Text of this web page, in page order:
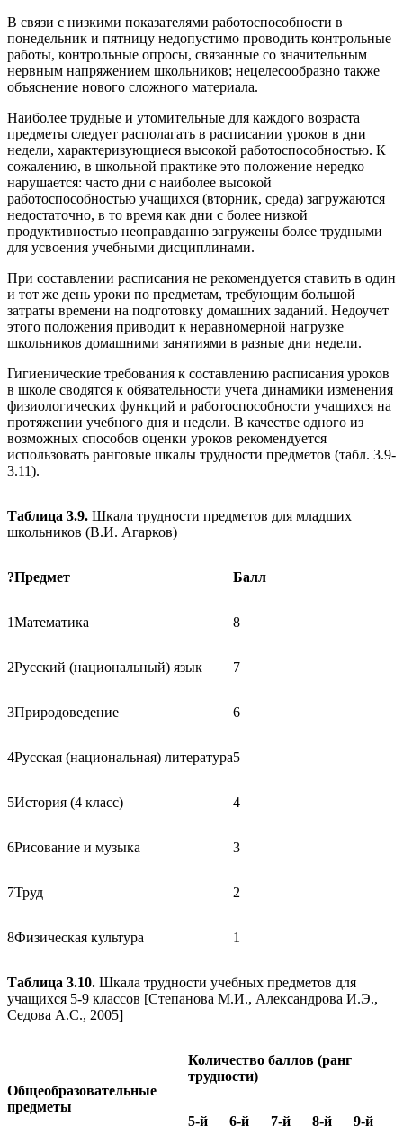
В связи с низкими показателями работоспособности в
понедельник и пятницу недопустимо проводить контрольные
работы, контрольные опросы, связанные со значительным
нервным напряжением школьников; нецелесообразно также
объяснение нового сложного материала.
Наиболее трудные и утомительные для каждого возраста
предметы следует располагать в расписании уроков в дни
недели, характеризующиеся высокой работоспособностью. К
сожалению, в школьной практике это положение нередко
нарушается: часто дни с наиболее высокой
работоспособностью учащихся (вторник, среда) загружаются
недостаточно, в то время как дни с более низкой
продуктивностью неоправданно загружены более трудными
для усвоения учебными дисциплинами.
При составлении расписания не рекомендуется ставить в один
и тот же день уроки по предметам, требующим большой
затраты времени на подготовку домашних заданий. Недоучет
этого положения приводит к неравномерной нагрузке
школьников домашними занятиями в разные дни недели.
Гигиенические требования к составлению расписания уроков
в школе сводятся к обязательности учета динамики изменения
физиологических функций и работоспособности учащихся на
протяжении учебного дня и недели. В качестве одного из
возможных способов оценки уроков рекомендуется
использовать ранговые шкалы трудности предметов (табл. 3.9-
3.11).
Таблица 3.9. Шкала трудности предметов для младших
школьников (В.И. Агарков)
?Предмет Балл
1Математика 8
2Русский (национальный) язык 7
3Природоведение 6
4Русская (национальная) литература5
5История (4 класс) 4
6Рисование и музыка 3
7Труд 2
8Физическая культура 1
Таблица 3.10. Шкала трудности учебных предметов для
учащихся 5-9 классов [Степанова М.И., Александрова И.Э.,
Седова А.С., 2005]
Общеобразовательные
предметы
Количество баллов (ранг
трудности)
5-й
6-й
7-й
8-й
9-й